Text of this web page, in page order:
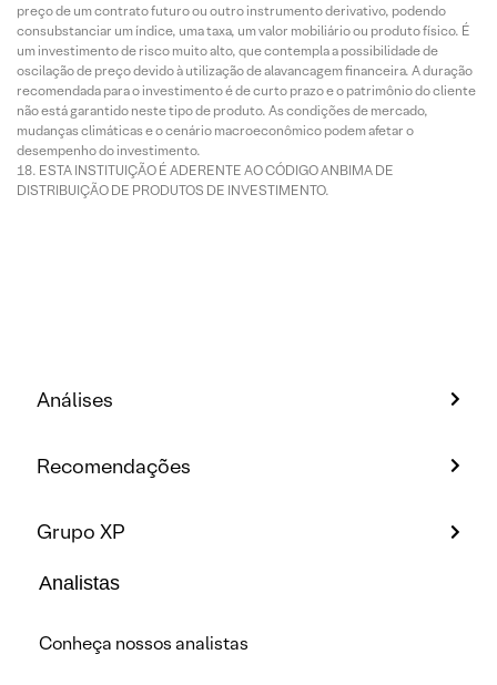
preço de um contrato futuro ou outro instrumento derivativo, podendo
consubstanciar um índice, uma taxa, um valor mobiliário ou produto físico. É
um investimento de risco muito alto, que contempla a possibilidade de
oscilação de preço devido à utilização de alavancagem financeira. A duração
recomendada para o investimento é de curto prazo e o patrimônio do cliente
não está garantido neste tipo de produto. As condições de mercado,
mudanças climáticas e o cenário macroeconômico podem afetar o
desempenho do investimento.
ESTA INSTITUIÇÃO É ADERENTE AO CÓDIGO ANBIMA DE
DISTRIBUIÇÃO DE PRODUTOS DE INVESTIMENTO.
Análises
Recomendações
Grupo XP
Analistas
Conheça nossos analistas